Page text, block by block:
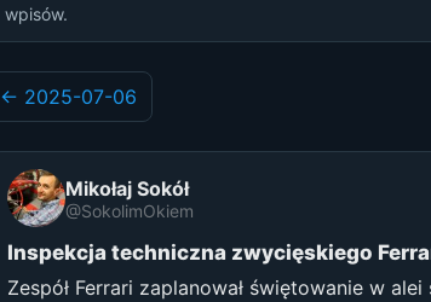
wpisów.
← 2025-07-06
Mikołaj Sokół
@SokolimOkiem
Inspekcja techniczna zwycięskiego
Zespół Ferrari zaplanował świętowanie w